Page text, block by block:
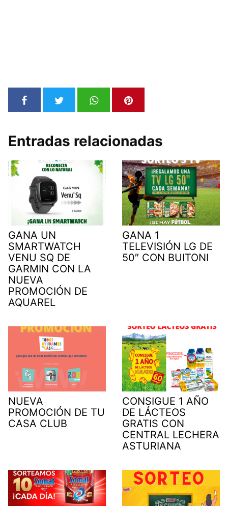
Entradas relacionadas
GANA UN
SMARTWATCH
VENU SQ DE
GARMIN CON LA
NUEVA
PROMOCIÓN DE
AQUAREL
GANA 1
TELEVISIÓN LG DE
50″ CON BUITONI
NUEVA
PROMOCIÓN DE TU
CASA CLUB
CONSIGUE 1 AÑO
DE LÁCTEOS
GRATIS CON
CENTRAL LECHERA
ASTURIANA